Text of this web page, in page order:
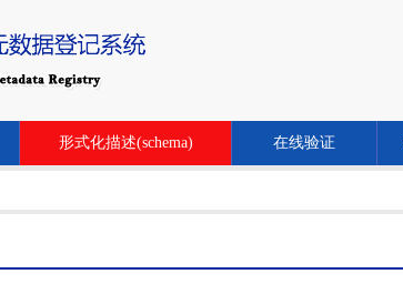
形式化描述(schema) 在线验证